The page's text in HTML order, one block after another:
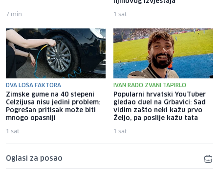
7 min
njihovog izvještaja
1 sat
DVA LOŠA FAKTORA
Zimske gume na 40 stepeni
Celzijusa nisu jedini problem:
Pogrešan pritisak može biti
mnogo opasniji
1 sat
IVAN RADO ZVANI TAPIRLO
Popularni hrvatski YouTuber
gledao duel na Grbavici: Sad
vidim zašto neki kažu prvo
Željo, pa poslije kažu tata
1 sat
Oglasi za posao